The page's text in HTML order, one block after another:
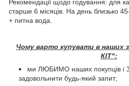
Рекомендації щодо годування: для
старше 6 місяців. На день близько
+ питна вода.
Чому варто купувати в наших
КІТ":
ми ЛЮБИМО наших покупців і
задовольнити будь-який запит;